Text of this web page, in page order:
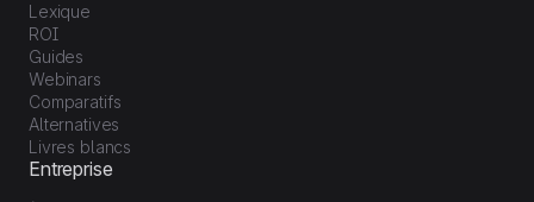
Lexique
ROI
Guides
Webinars
Comparatifs
Alternatives
Livres blancs
Entreprise